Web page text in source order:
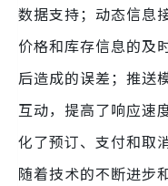
数据支持；动态信息
价格和库存信息的及
后造成的误差；推送
互动，提高了响应速
化了预订、支付和取
随着技术的不断进步